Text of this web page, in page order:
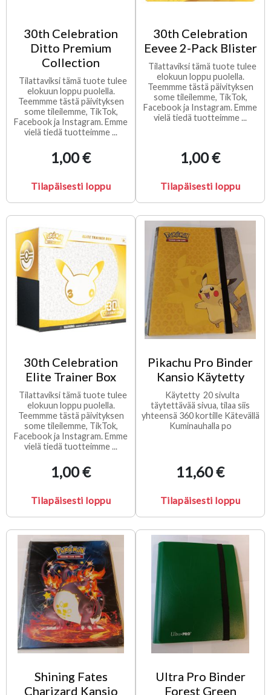
30th Celebration
Ditto Premium
Collection
Tilattaviksi tämä tuote tulee
elokuun loppu puolella.
Teemmme tästä päivityksen
some tileilemme, TikTok,
Facebook ja Instagram. Emme
vielä tiedä tuotteimme ...
1,00 €
Tilapäisesti loppu
30th Celebration
Eevee 2-Pack Blister
Tilattaviksi tämä tuote tulee
elokuun loppu puolella.
Teemmme tästä päivityksen
some tileilemme, TikTok,
Facebook ja Instagram. Emme
vielä tiedä tuotteimme ...
1,00 €
Tilapäisesti loppu
30th Celebration
Elite Trainer Box
Tilattaviksi tämä tuote tulee
elokuun loppu puolella.
Teemmme tästä päivityksen
some tileilemme, TikTok,
Facebook ja Instagram. Emme
vielä tiedä tuotteimme ...
1,00 €
Tilapäisesti loppu
Pikachu Pro Binder
Kansio Käytetty
Käytetty 20 sivulta
täytettävää sivua, tilaa siis
yhteensä 360 kortille Kätevällä
Kuminauhalla po
11,60 €
Tilapäisesti loppu
Shining Fates
Charizard Kansio
Ultra Pro Binder
Forest Green